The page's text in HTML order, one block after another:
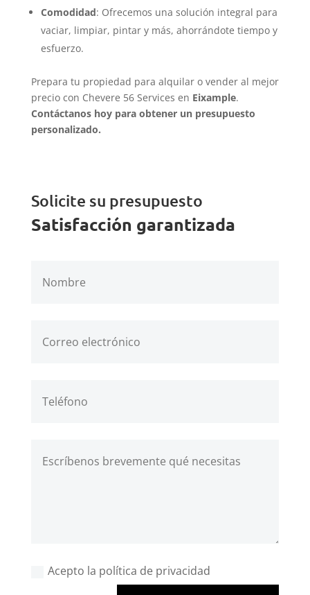
Comodidad: Ofrecemos una solución integral para
vaciar, limpiar, pintar y más, ahorrándote tiempo y
esfuerzo.
Prepara tu propiedad para alquilar o vender al mejor
precio con Chevere 56 Services en Eixample.
Contáctanos hoy para obtener un presupuesto
personalizado.
Solicite su presupuesto
Satisfacción garantizada
Acepto la política de privacidad